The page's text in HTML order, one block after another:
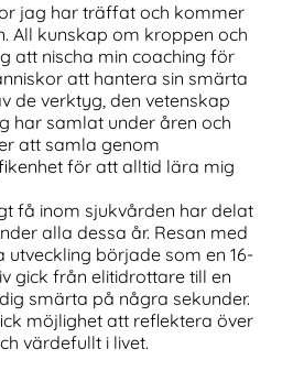
jag har träffat och kommer
All kunskap om kroppen och
att nischa min coaching för
att hantera sin smärta
de verktyg, den vetenskap
har samlat under åren och
att samla genom
för att alltid lära mig
få inom sjukvården har delat
alla dessa år. Resan med
utveckling började som en 16-
gick från elitidrottare till en
smärta på några sekunder.
möjlighet att reflektera över
värdefullt i livet.